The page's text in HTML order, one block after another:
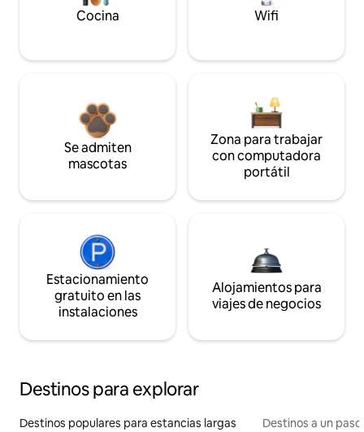
Cocina Wifi
Se admiten
mascotas
Zona para trabajar
con computadora
portátil
Estacionamiento
gratuito en las
instalaciones
Alojamientos para
viajes de negocios
Destinos para explorar
Destinos populares para estancias largas Destinos a un